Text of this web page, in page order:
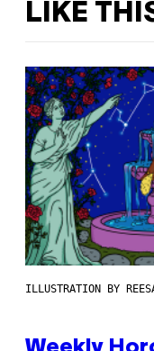
LIKE
ILLUSTRATION BY